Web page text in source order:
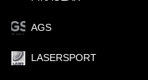
AGS
LASERSPORT